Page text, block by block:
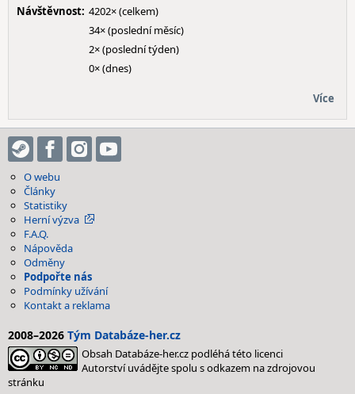
Návštěvnost: 4202× (celkem)
34× (poslední měsíc)
2× (poslední týden)
0× (dnes)
Více
O webu
Články
Statistiky
Herní výzva
F.A.Q.
Nápověda
Odměny
Podpořte nás
Podmínky užívání
Kontakt a reklama
2008–2026 Tým Databáze-her.cz
Obsah Databáze-her.cz podléhá této licenci
Autorství uvádějte spolu s odkazem na zdrojovou
stránku